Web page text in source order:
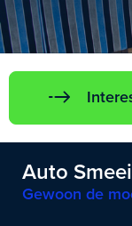
Auto
Gewoon de